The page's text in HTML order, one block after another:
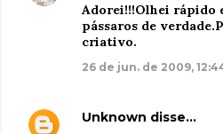
Adorei!!!Olhei rápido
pássaros de
criativo.
26 de jun. de 2009,
Unknown disse…